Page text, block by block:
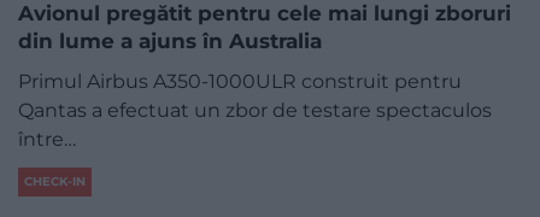
Avionul pregătit pentru cele mai lungi zboruri
din lume a ajuns în Australia
Primul Airbus A350-1000ULR construit pentru
Qantas a efectuat un zbor de testare spectaculos
între…
CHECK-IN